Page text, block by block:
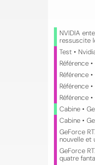
NVIDIA
ressuscite
Test •
Référence
Référence
Référence
Référence
Cabine •
Cabine •
GeForce
nouvelle et
GeForce
quatre